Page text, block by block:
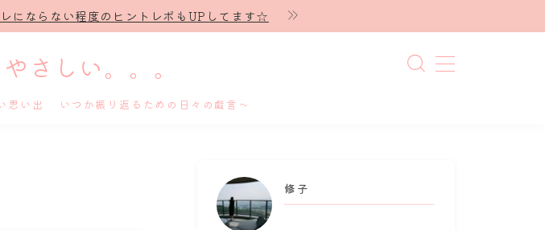
にならない程度のヒントレポもUPしてます☆
さしい。。。
思い出 いつか振り返るための日々の戯言～
修子